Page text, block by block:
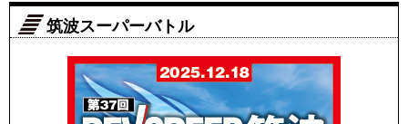
筑波スーパーバトル